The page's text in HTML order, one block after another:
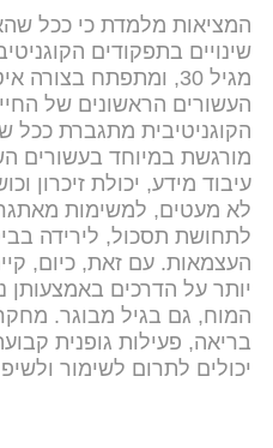
המציאות מלמדת כי ככל
שינויים בתפקודים
מגיל 30, ומתפתח
העשורים הראשונים של
הקוגניטיבית מתגברת ככל
מורגשת במיוחד בעשורים
עיבוד מידע, יכולת זיכרון
לא מעטים, למשימות
לתחושת תסכול, לירידה
העצמאות. עם זאת, כיום,
יותר על הדרכים באמצעותן
המוח, גם בגיל מבוגר.
בריאה, פעילות גופנית
יכולים לתרום לשימור